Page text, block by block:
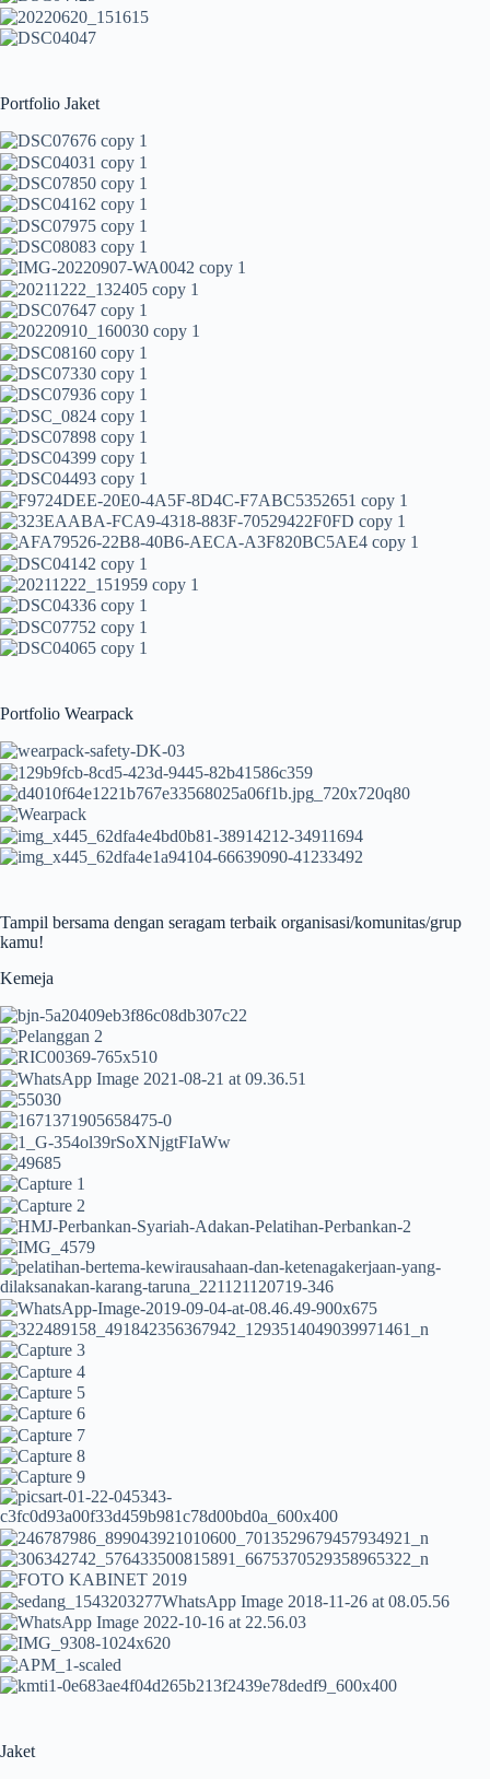
Portfolio Jaket
Portfolio Wearpack
Tampil bersama dengan seragam terbaik organisasi/komunitas/grup
kamu!
Kemeja
Jaket